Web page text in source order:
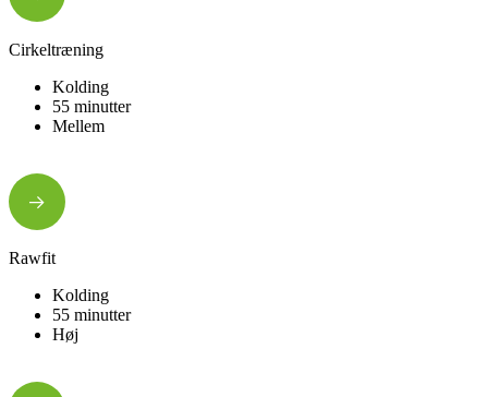
Cirkeltræning
Kolding
55 minutter
Mellem
Rawfit
Kolding
55 minutter
Høj